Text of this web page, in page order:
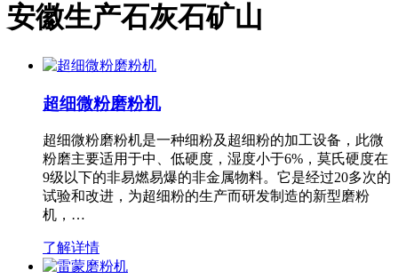
安徽生产石灰石矿山
超细微粉磨粉机
超细微粉磨粉机是一种细粉及超细粉的加工设备，此微
粉磨主要适用于中、低硬度，湿度小于6%，莫氏硬度在
9级以下的非易燃易爆的非金属物料。它是经过20多次的
试验和改进，为超细粉的生产而研发制造的新型磨粉
机，…
了解详情